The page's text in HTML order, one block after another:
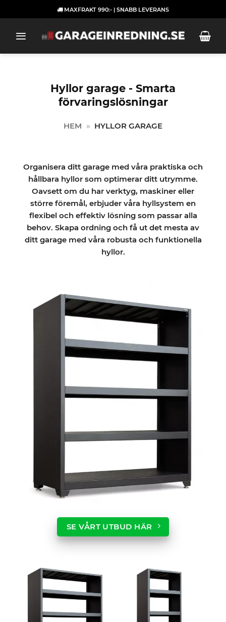
to
MAXFRAKT 990:- | SNABB LEVERANS
Hyllor garage - Smarta
förvaringslösningar
HEM » HYLLOR GARAGE
Organisera ditt garage med våra praktiska och
hållbara hyllor som optimerar ditt utrymme.
Oavsett om du har verktyg, maskiner eller
större föremål, erbjuder våra hyllsystem en
flexibel och effektiv lösning som passar alla
behov. Skapa ordning och få ut det mesta av
ditt garage med våra robusta och funktionella
hyllor.
SE VÅRT UTBUD HÄR